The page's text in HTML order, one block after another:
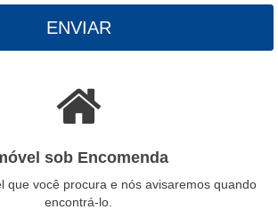
ENVIAR
sob Encomenda
que você procura e nós avisaremos quando
encontrá-lo.